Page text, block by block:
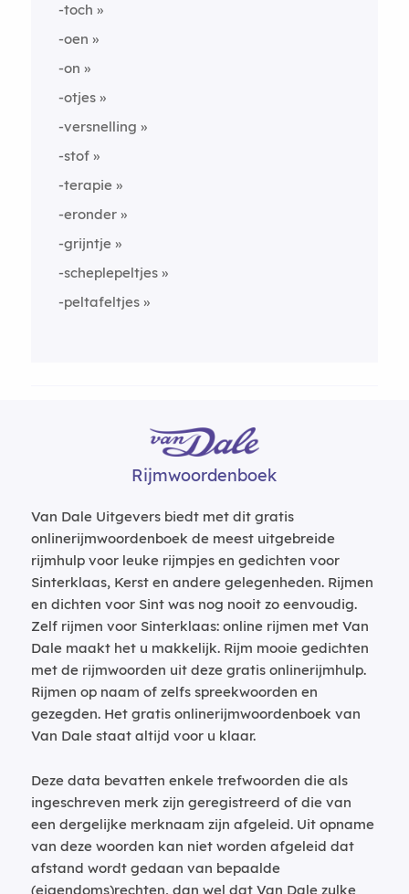
-toch
-oen
-on
-otjes
-versnelling
-stof
-terapie
-eronder
-grijntje
-scheplepeltjes
-peltafeltjes
Rijmwoordenboek
Van Dale Uitgevers biedt met dit gratis
onlinerijmwoordenboek de meest uitgebreide
rijmhulp voor leuke rijmpjes en gedichten voor
Sinterklaas, Kerst en andere gelegenheden. Rijmen
en dichten voor Sint was nog nooit zo eenvoudig.
Zelf rijmen voor Sinterklaas: online rijmen met Van
Dale maakt het u makkelijk. Rijm mooie gedichten
met de rijmwoorden uit deze gratis onlinerijmhulp.
Rijmen op naam of zelfs spreekwoorden en
gezegden. Het gratis onlinerijmwoordenboek van
Van Dale staat altijd voor u klaar.
Deze data bevatten enkele trefwoorden die als
ingeschreven merk zijn geregistreerd of die van
een dergelijke merknaam zijn afgeleid. Uit opname
van deze woorden kan niet worden afgeleid dat
afstand wordt gedaan van bepaalde
(eigendoms)rechten, dan wel dat Van Dale zulke